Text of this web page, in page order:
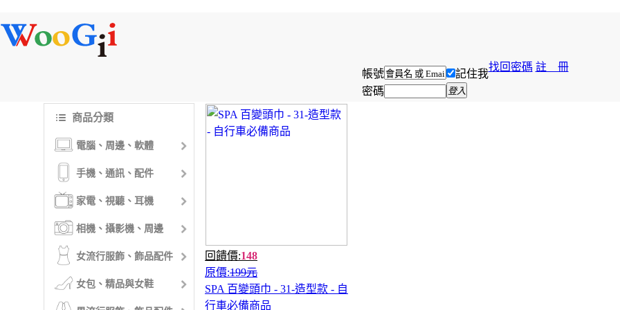
帳號 記住我
找回密碼 註 冊
密碼 登入
商品分類
電腦、周邊、軟體
手機、通訊、配件
家電、視聽、耳機
相機、攝影機、周邊
女流行服飾、飾品配件
女包、精品與女鞋
回饋價:148
原價:199元
SPA 百變頭巾 - 31-造型款 - 自
行車必備商品